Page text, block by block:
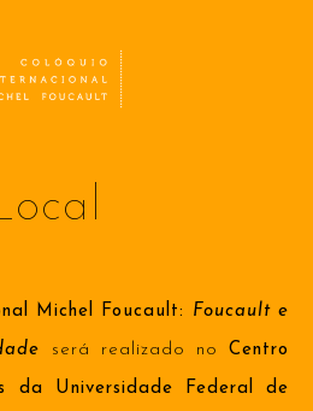
Michel Foucault: Foucault e
será realizado noCentro
da Universidade Federal de